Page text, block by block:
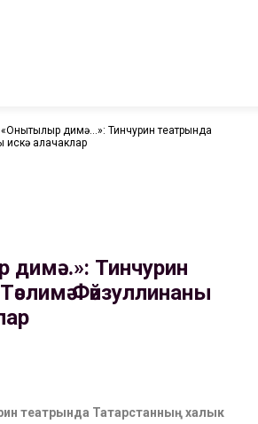
«Онытылыр димә…»: Тинчурин театрында
искә алачаклар
Тинчурин
Фәйзуллинаны
театрында Татарстанның халык